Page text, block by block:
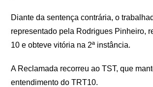
Diante da sentença contrária, o
representado pela Rodrigues Pinheiro,
10 e obteve vitória na 2ª instância.
A Reclamada recorreu ao TST, que
entendimento do TRT10.